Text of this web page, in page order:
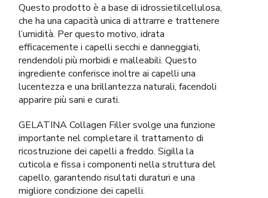
Questo prodotto è a base di idrossietilcellulosa,
che ha una capacità unica di attrarre e trattenere
l’umidità. Per questo motivo, idrata
efficacemente i capelli secchi e danneggiati,
rendendoli più morbidi e malleabili. Questo
ingrediente conferisce inoltre ai capelli una
lucentezza e una brillantezza naturali, facendoli
apparire più sani e curati.
GELATINA Collagen Filler svolge una funzione
importante nel completare il trattamento di
ricostruzione dei capelli a freddo. Sigilla la
cuticola e fissa i componenti nella struttura del
capello, garantendo risultati duraturi e una
migliore condizione dei capelli.